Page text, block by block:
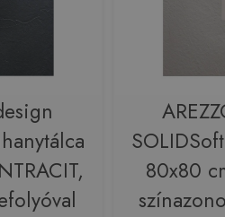
80x80